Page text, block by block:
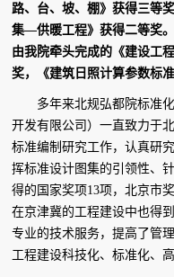
路、台、坡、棚》获得三等
集—供暖工程》获得二等奖
由我院牵头完成的《建设工
奖，《建筑日照计算参数标
多年来北规弘都院标准
开发有限公司）一直致力于
标准编制研究工作，认真研
挥标准设计图集的引领性、
得的国家奖项13项，北京市
在京津冀的工程建设中也得
专业的技术服务，提高了管
工程建设科技化、标准化、